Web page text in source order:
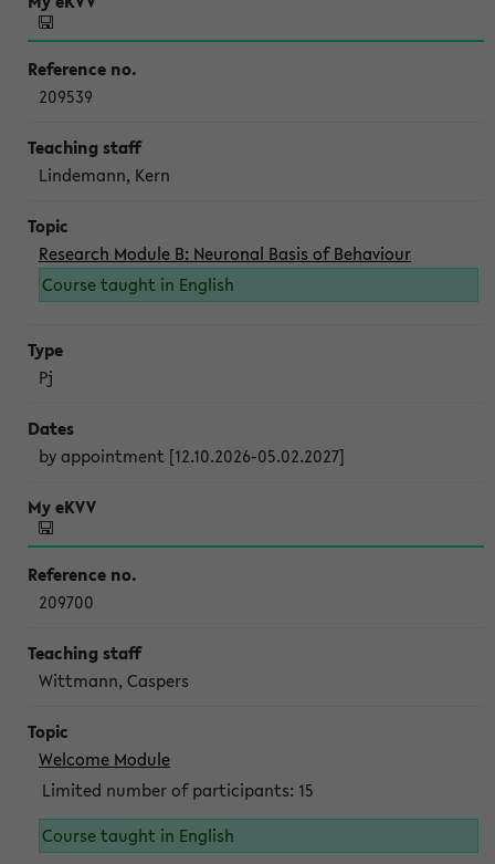
209539
Lindemann, Kern
Research Module B: Neuronal Basis of Behaviour
Course taught in English
Pj
by appointment [12.10.2026-05.02.2027]
209700
Wittmann, Caspers
Welcome Module
Limited number of participants: 15
Course taught in English